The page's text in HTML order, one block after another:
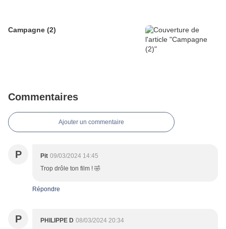
Campagne (2)
Commentaires
Ajouter un commentaire
P Pit 09/03/2024 14:45
Trop drôle ton film ! 🤣
Répondre
P PHILIPPE D 08/03/2024 20:34